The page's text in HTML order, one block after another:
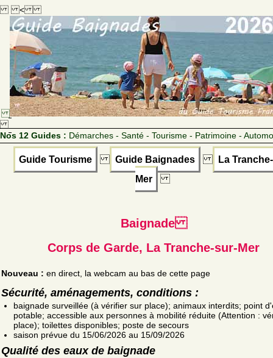
<
Nos 12 Guides : Démarches - Santé - Tourisme - Patrimoine -
Guide Tourisme Guide Baignades
La
Mer
Baignade
Corps de Garde, La Tranche-sur-Mer
Nouveau : en direct, la webcam au bas de cette page
Sécurité, aménagements, conditions :
baignade surveillée (à vérifier sur place); animaux interdits; point
potable; accessible aux personnes à mobilité réduite (Attention :
place); toilettes disponibles; poste de secours
saison prévue du 15/06/2026 au 15/09/2026
Qualité des eaux de baignade